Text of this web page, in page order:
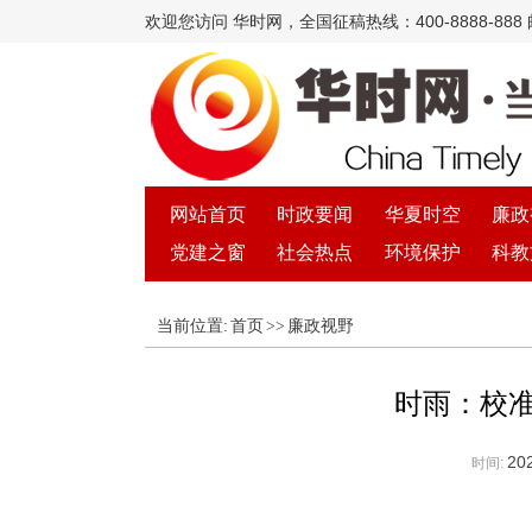
欢迎您访问 华时网，全国征稿热线：400-8888-888
网站首页 时政要闻 华夏时空
廉
党建之窗
社会热点 环境保护 科
当前位置: 首页 >> 廉政视野
时雨：校
时间: